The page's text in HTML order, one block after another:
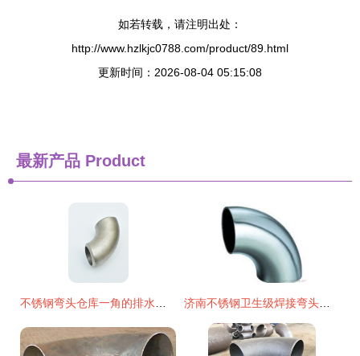
如若转载，请注明出处：
http://www.hzlkjc0788.com/product/89.html
更新时间：2026-08-04 05:15:08
最新产品 Product